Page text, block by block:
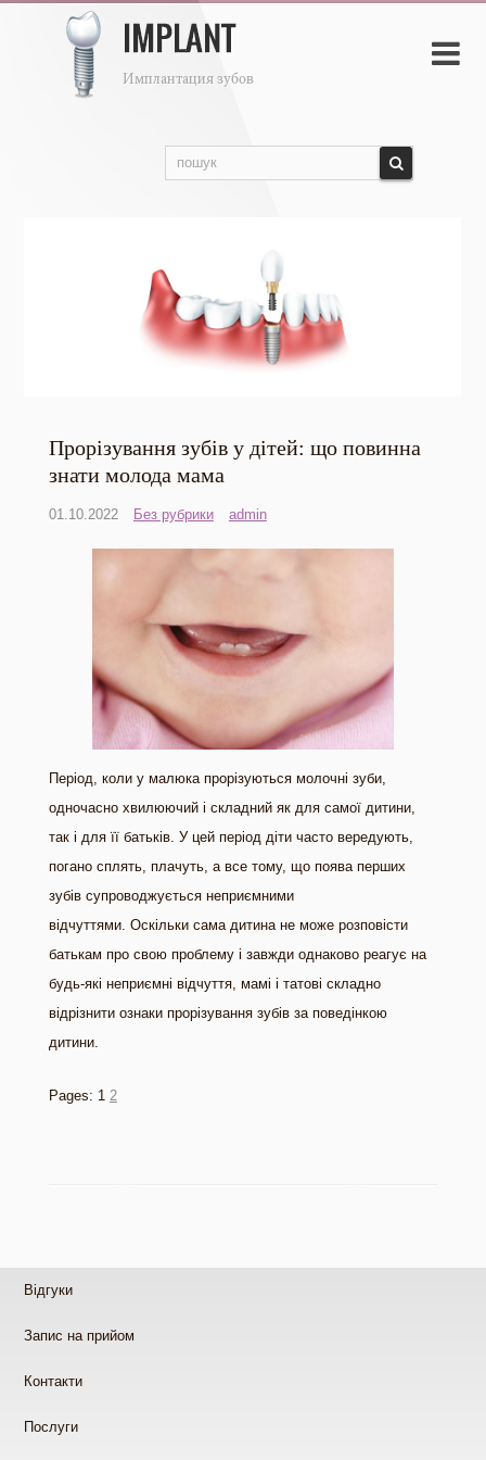

Прорізування зубів у дітей: що повинна
знати молода мама
01.10.2022 Без рубрики admin
Період, коли у малюка прорізуються молочні зуби,
одночасно хвилюючий і складний як для самої дитини,
так і для її батьків. У цей період діти часто вередують,
погано сплять, плачуть, а все тому, що поява перших
зубів супроводжується неприємними
відчуттями. Оскільки сама дитина не може розповісти
батькам про свою проблему і завжди однаково реагує на
будь-які неприємні відчуття, мамі і татові складно
відрізнити ознаки прорізування зубів за поведінкою
дитини.
Pages: 1 2
Відгуки
Запис на прийом
Контакти
Послуги